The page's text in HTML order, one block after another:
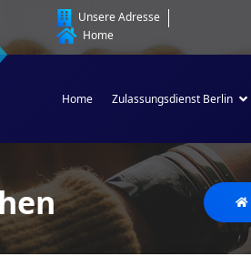
Unsere Adresse
Home
Home Zulassungsdienst Berlin